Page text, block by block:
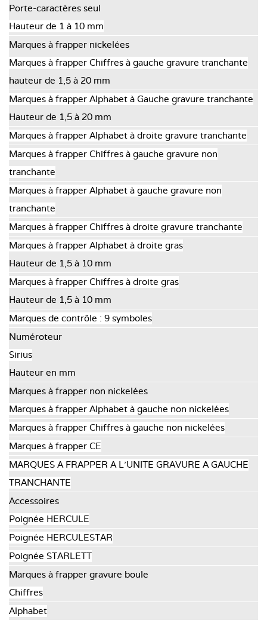
Porte-caractères seul
Hauteur de 1 à 10 mm
Marques à frapper nickelées
Marques à frapper Chiffres à gauche gravure tranchante
hauteur de 1,5 à 20 mm
Marques à frapper Alphabet à Gauche gravure tranchante
Hauteur de 1,5 à 20 mm
Marques à frapper Alphabet à droite gravure tranchante
Marques à frapper Chiffres à gauche gravure non
tranchante
Marques à frapper Alphabet à gauche gravure non
tranchante
Marques à frapper Chiffres à droite gravure tranchante
Marques à frapper Alphabet à droite gras
Hauteur de 1,5 à 10 mm
Marques à frapper Chiffres à droite gras
Hauteur de 1,5 à 10 mm
Marques de contrôle : 9 symboles
Numéroteur
Sirius
Hauteur en mm
Marques à frapper non nickelées
Marques à frapper Alphabet à gauche non nickelées
Marques à frapper Chiffres à gauche non nickelées
Marques à frapper CE
MARQUES A FRAPPER A L'UNITE GRAVURE A GAUCHE
TRANCHANTE
Accessoires
Poignée HERCULE
Poignée HERCULESTAR
Poignée STARLETT
Marques à frapper gravure boule
Chiffres
Alphabet